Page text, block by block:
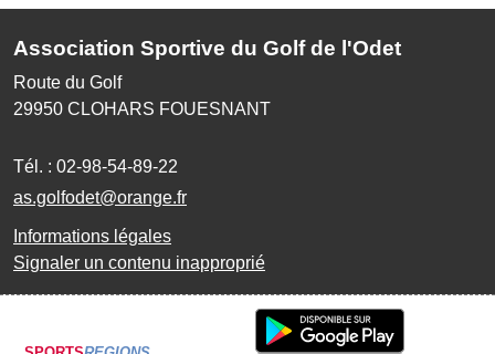
Association Sportive du Golf de l'Odet
Route du Golf
29950 CLOHARS FOUESNANT
Tél. : 02-98-54-89-22
as.golfodet@orange.fr
Informations légales
Signaler un contenu inapproprié